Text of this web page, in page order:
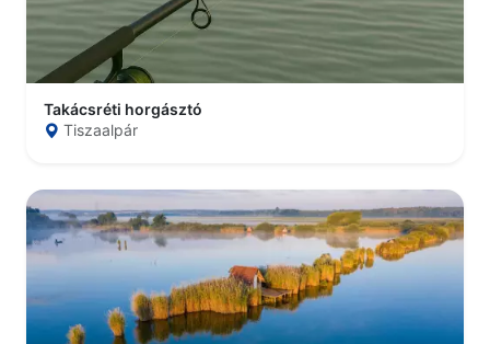
Takácsréti horgásztó
Tiszaalpár